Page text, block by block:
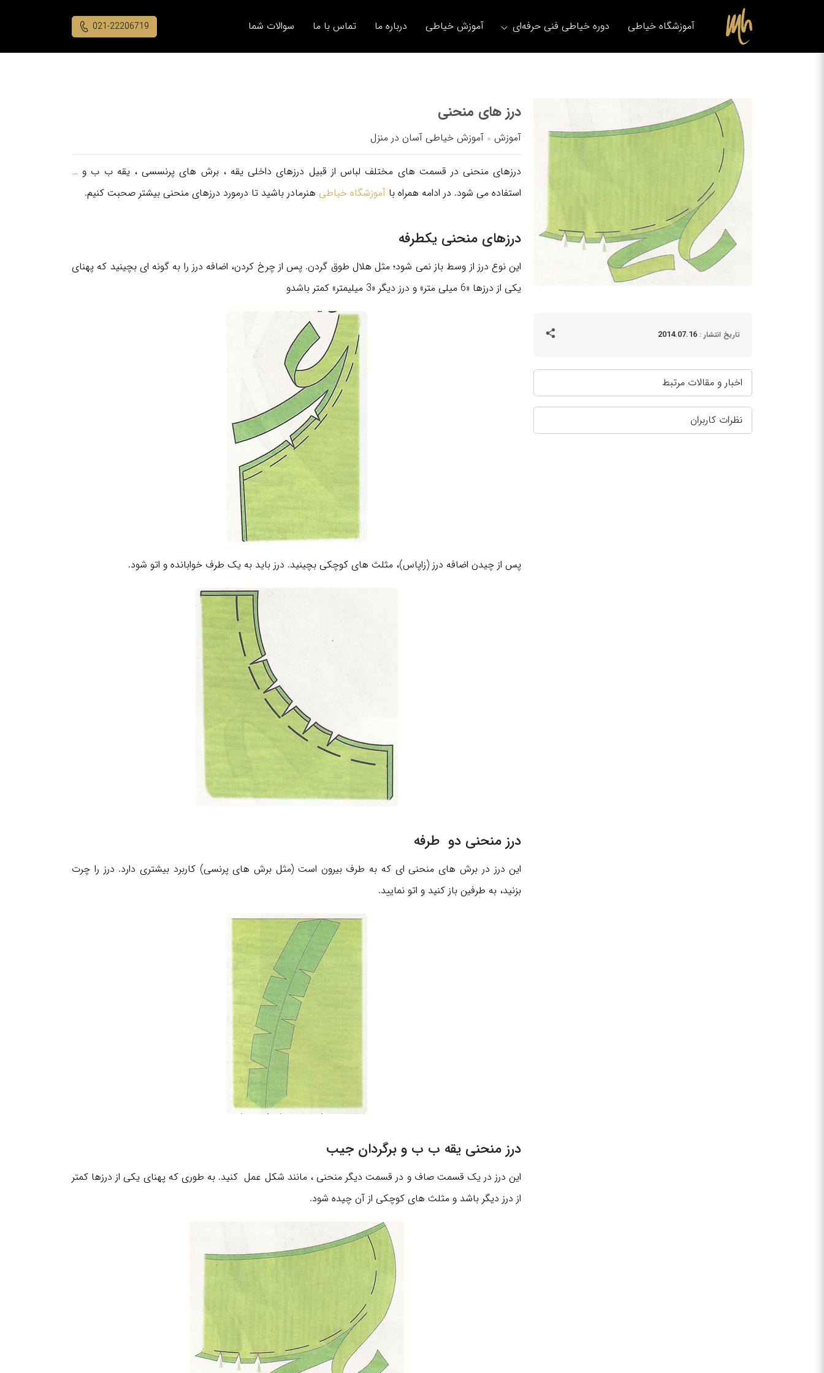
آموزشگاه خیاطی دوره خیاطی فنی حرفه‌ای آموزش خیاطی درباره ما تماس با ما سوالات شما 021-22206719
درز های منحنی
آموزش آموزش خیاطی آسان در منزل
درزهای منحنی در قسمت های مختلف لباس از قبیل درزهای داخلی یقه ، برش های پرنسسی ، یقه ب ب و …
استفاده می شود. در ادامه همراه با آموزشگاه خیاطی هنرمادر باشید تا درمورد درزهای منحنی بیشتر صحبت کنیم.
درزهای منحنی یکطرفه
این نوع درز از وسط باز نمی شود؛ مثل هلال طوق گردن. پس از چرخ کردن، اضافه درز را به گونه ای بچینید که پهنای
یکی از درزها «6 میلی متر» و درز دیگر «3 میلیمتر» کمتر باشدو
پس از چیدن اضافه درز (زاپاس)، مثلث های کوچکی بچینید. درز باید به یک طرف خوابانده و اتو شود.
درز منحنی دو طرفه
این درز در برش های منحنی ای که به طرف بیرون است (مثل برش های پرنسی) کاربرد بیشتری دارد. درز را چرت
بزنید، به طرفین باز کنید و اتو نمایید.
درز منحنی یقه ب ب و برگردان جیب
این درز در یک قسمت صاف و در قسمت دیگر منحنی ، مانند شکل عمل کنید. به طوری که پهنای یکی از درزها کمتر
از درز دیگر باشد و مثلث های کوچکی از آن چیده شود.
تاریخ انتشار : 2014.07.16
اخبار و مقالات مرتبط
نظرات کاربران